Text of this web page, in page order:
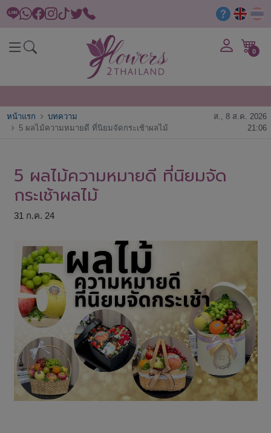
0
หน้าแรก
บทความ
5 ผลไม้ความหมายดี ที่นิยมจัดกระเช้าผลไม้
ส., 8 ส.ค. 2026
21:06
5 ผลไม้ความหมายดี ที่นิยมจัด
กระเช้าผลไม้
31 ก.ค. 24